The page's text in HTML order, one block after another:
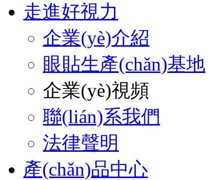
走進好視力
企業(yè)介紹
眼貼生產(chǎn)基地
企業(yè)視頻
聯(lián)系我們
法律聲明
產(chǎn)品中心